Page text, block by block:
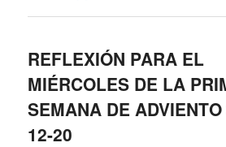
REFLEXIÓN PARA EL
MIÉRCOLES DE LA
SEMANA DE
12-20